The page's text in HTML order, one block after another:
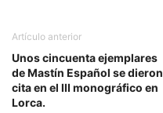
Artículo anterior
Unos cincuenta ejemplares
de Mastín Español se dieron
cita en el III monográfico en
Lorca.